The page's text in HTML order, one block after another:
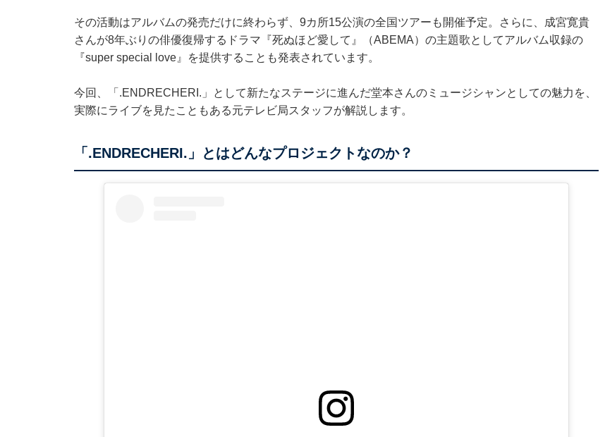
その活動はアルバムの発売だけに終わらず、9カ所15公演の全国ツアーも開催予定。さらに、成宮寛貴
さんが8年ぶりの俳優復帰するドラマ『死ぬほど愛して』（ABEMA）の主題歌としてアルバム収録の
『super special love』を提供することも発表されています。
今回、「.ENDRECHERI.」として新たなステージに進んだ堂本さんのミュージシャンとしての魅力を、
実際にライブを見たこともある元テレビ局スタッフが解説します。
「.ENDRECHERI.」とはどんなプロジェクトなのか？